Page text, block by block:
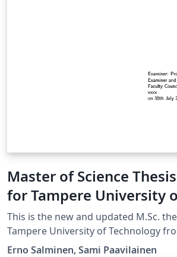
Master of Science
for Tampere University
Technology (TUT)
This is the new and updated M.Sc.
Tampere University of Technology
since 2015. [Downloaded 25
Erno Salminen, Sami Paavilainen